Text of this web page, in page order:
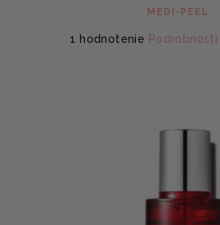
MEDI-PEEL
Priemerné
1 hodnotenie